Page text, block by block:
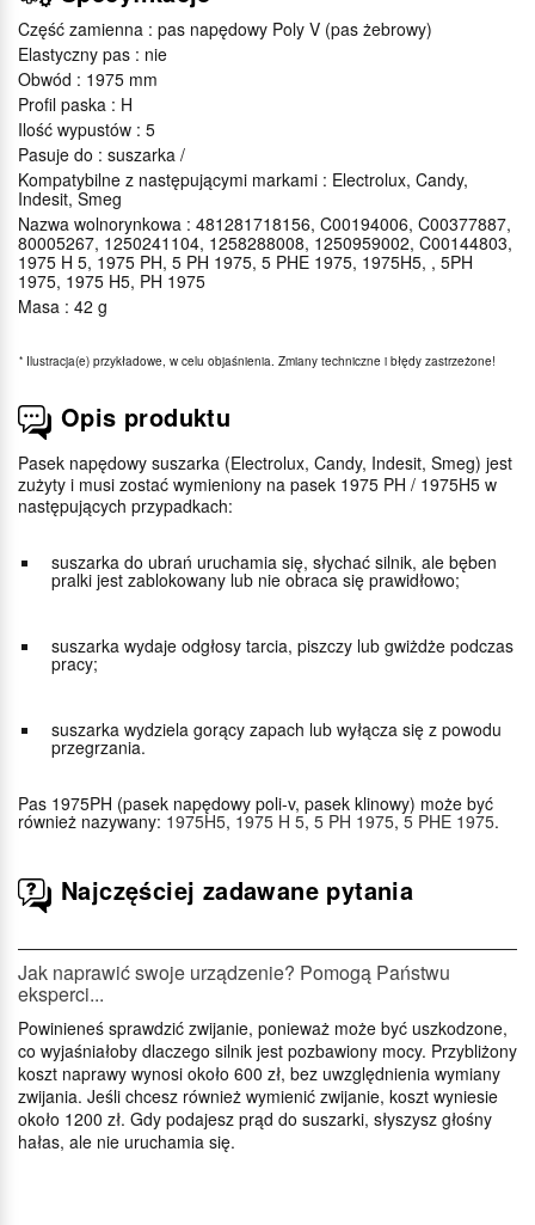
Część zamienna : pas napędowy Poly V (pas żebrowy)
Elastyczny pas : nie
Obwód : 1975 mm
Profil paska : H
Ilość wypustów : 5
Pasuje do : suszarka /
Kompatybilne z następującymi markami : Electrolux, Candy,
Indesit, Smeg
Nazwa wolnorynkowa : 481281718156, C00194006, C00377887,
80005267, 1250241104, 1258288008, 1250959002, C00144803,
1975 H 5, 1975 PH, 5 PH 1975, 5 PHE 1975, 1975H5, , 5PH
1975, 1975 H5, PH 1975
Masa : 42 g
* Ilustracja(e) przykładowe, w celu objaśnienia. Zmiany techniczne i błędy zastrzeżone!
Opis produktu
Pasek napędowy suszarka (Electrolux, Candy, Indesit, Smeg) jest
zużyty i musi zostać wymieniony na pasek 1975 PH / 1975H5 w
następujących przypadkach:
suszarka do ubrań uruchamia się, słychać silnik, ale bęben
pralki jest zablokowany lub nie obraca się prawidłowo;
suszarka wydaje odgłosy tarcia, piszczy lub gwiżdże podczas
pracy;
suszarka wydziela gorący zapach lub wyłącza się z powodu
przegrzania.
Pas 1975PH (pasek napędowy poli-v, pasek klinowy) może być
również nazywany: 1975H5, 1975 H 5, 5 PH 1975,5 PHE 1975.
Najczęściej zadawane pytania
Jak naprawić swoje urządzenie? Pomogą Państwu
eksperci...
Powinieneś sprawdzić zwijanie, ponieważ może być uszkodzone,
co wyjaśniałoby dlaczego silnik jest pozbawiony mocy. Przybliżony
koszt naprawy wynosi około 600 zł, bez uwzględnienia wymiany
zwijania. Jeśli chcesz również wymienić zwijanie, koszt wyniesie
około 1200 zł. Gdy podajesz prąd do suszarki, słyszysz głośny
hałas, ale nie uruchamia się.